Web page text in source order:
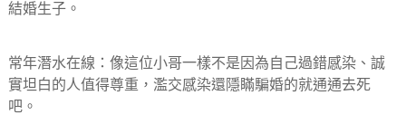
結婚生子。
常年潛水在線：像這位小哥一樣不是因為自己過錯感染、誠
實坦白的人值得尊重，濫交感染還隱瞞騙婚的就通通去死
吧。